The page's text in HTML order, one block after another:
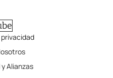
Alianzas